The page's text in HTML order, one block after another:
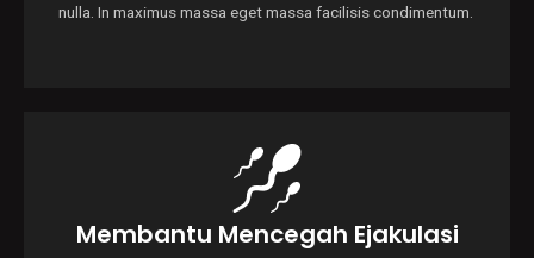
nulla. In maximus massa eget massa facilisis condimentum.
Membantu Mencegah Ejakulasi